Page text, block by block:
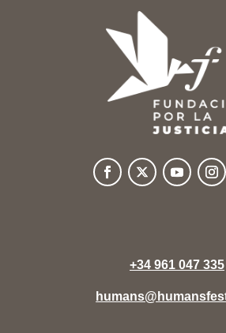
+34 961 047 335